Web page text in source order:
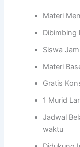
Materi
Dibimbing
Siswa
Materi
Gratis
1 Murid
Jadwal
waktu